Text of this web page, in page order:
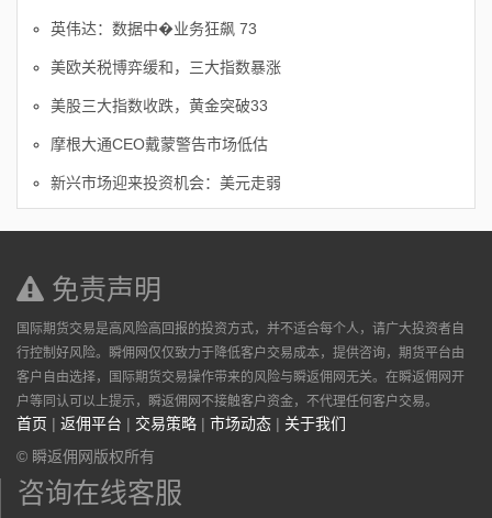
英伟达：数据中�业务狂飙 73
美欧关税博弈缓和，三大指数暴涨
美股三大指数收跌，黄金突破33
摩根大通CEO戴蒙警告市场低估
新兴市场迎来投资机会：美元走弱
免责声明
国际期货交易是高风险高回报的投资方式，并不适合每个人，请广大投资者自
行控制好风险。瞬佣网仅仅致力于降低客户交易成本，提供咨询，期货平台由
客户自由选择，国际期货交易操作带来的风险与瞬返佣网无关。在瞬返佣网开
户等同认可以上提示，瞬返佣网不接触客户资金，不代理任何客户交易。
首页 | 返佣平台 | 交易策略 | 市场动态 | 关于我们
© 瞬返佣网版权所有
咨询在线客服